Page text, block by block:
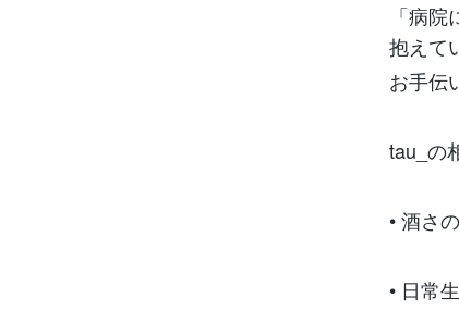
「病
抱えて
お手伝
tau_の
• 酒さ
• 日常